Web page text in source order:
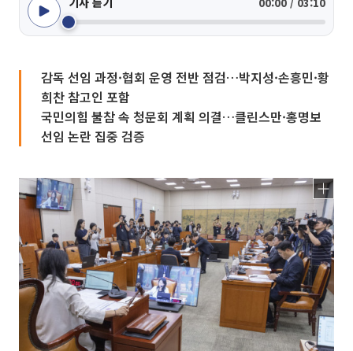
감독 선임 과정·협회 운영 전반 점검…박지성·손흥민·황
희찬 참고인 포함
국민의힘 불참 속 청문회 계획 의결…클린스만·홍명보
선임 논란 집중 검증